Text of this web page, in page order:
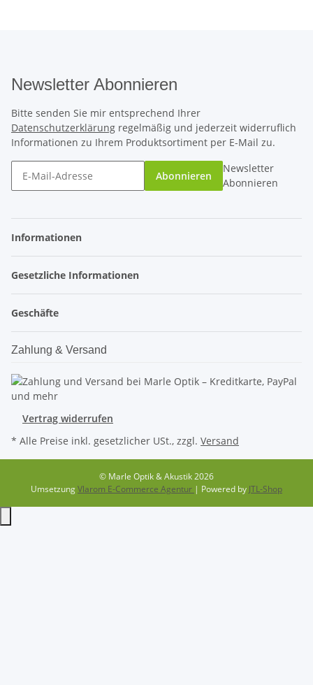
Newsletter Abonnieren
Bitte senden Sie mir entsprechend Ihrer
Datenschutzerklärung regelmäßig und jederzeit widerruflich
Informationen zu Ihrem Produktsortiment per E-Mail zu.
Abonnieren
Newsletter
Abonnieren
Informationen
Gesetzliche Informationen
Geschäfte
Zahlung & Versand
Vertrag widerrufen
* Alle Preise inkl. gesetzlicher USt., zzgl. Versand
© Marle Optik & Akustik 2026
UmsetzungVlarom E-Commerce Agentur | Powered by JTL-Shop